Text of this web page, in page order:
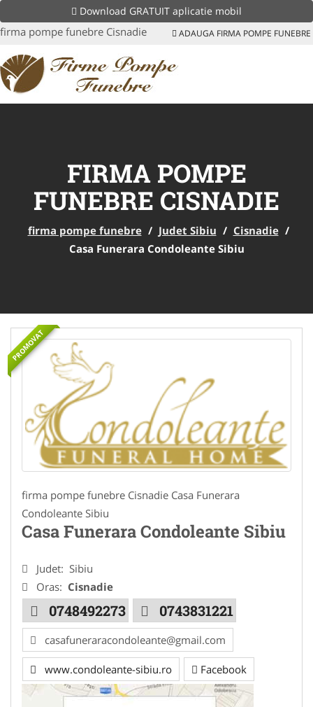
Download GRATUIT aplicatie mobil
firma pompe funebre Cisnadie ADAUGA FIRMA POMPE FUNEBRE
FIRMA POMPE
FUNEBRE CISNADIE
firma pompe funebre / Judet Sibiu / Cisnadie /
Casa Funerara Condoleante Sibiu
PROMOVAT
firma pompe funebre Cisnadie Casa Funerara
Condoleante Sibiu
Casa Funerara Condoleante Sibiu
Judet: Sibiu
Oras: Cisnadie
0748492273 0743831221
casafuneraracondoleante@gmail.com
www.condoleante-sibiu.ro Facebook